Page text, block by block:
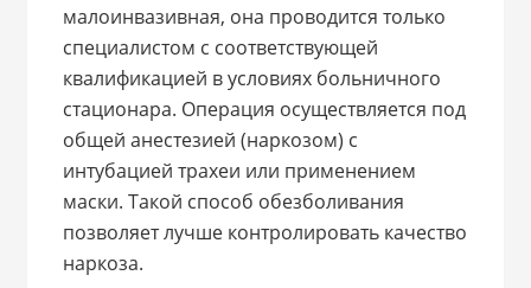
малоинвазивная, она проводится только
специалистом с соответствующей
квалификацией в условиях больничного
стационара. Операция осуществляется под
общей анестезией (наркозом) с
интубацией трахеи или применением
маски. Такой способ обезболивания
позволяет лучше контролировать качество
наркоза.